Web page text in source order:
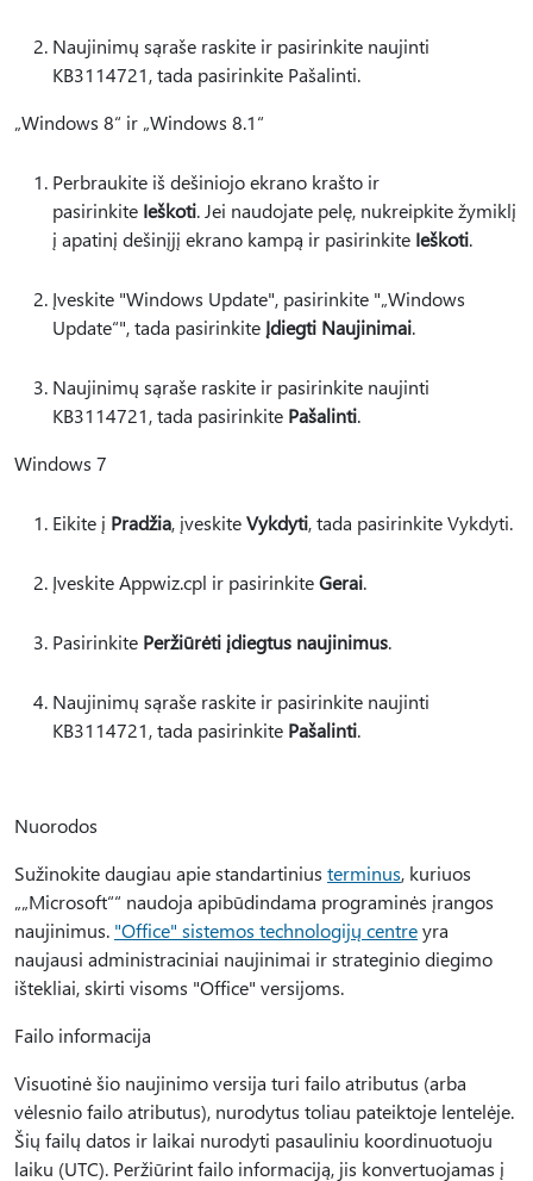
Naujinimų sąraše raskite ir pasirinkite naujinti
KB3114721, tada pasirinkite Pašalinti.
„Windows 8“ ir „Windows 8.1“
Perbraukite iš dešiniojo ekrano krašto ir
pasirinkite Ieškoti. Jei naudojate pelę, nukreipkite žymiklį
į apatinį dešinįjį ekrano kampą ir pasirinkite Ieškoti.
Įveskite "Windows Update", pasirinkite "„Windows
Update“", tada pasirinkite Įdiegti Naujinimai.
Naujinimų sąraše raskite ir pasirinkite naujinti
KB3114721, tada pasirinkite Pašalinti.
Windows 7
Eikite į Pradžia, įveskiteVykdyti, tada pasirinkite Vykdyti.
Įveskite Appwiz.cpl ir pasirinkiteGerai.
Pasirinkite Peržiūrėti įdiegtus naujinimus.
Naujinimų sąraše raskite ir pasirinkite naujinti
KB3114721, tada pasirinkite Pašalinti.
Nuorodos
Sužinokite daugiau apie standartinius terminus, kuriuos
„„Microsoft““ naudoja apibūdindama programinės įrangos
naujinimus. "Office" sistemos technologijų centreyra
naujausi administraciniai naujinimai ir strateginio diegimo
ištekliai, skirti visoms "Office" versijoms.
Failo informacija
Visuotinė šio naujinimo versija turi failo atributus (arba
vėlesnio failo atributus), nurodytus toliau pateiktoje lentelėje.
Šių failų datos ir laikai nurodyti pasauliniu koordinuotuoju
laiku (UTC). Peržiūrint failo informaciją, jis konvertuojamas į